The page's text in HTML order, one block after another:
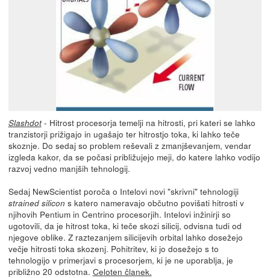
Slashdot- Hitrost procesorja temelji na hitrosti, pri kateri se lahko
tranzistorji prižigajo in ugašajo ter hitrostjo toka, ki lahko teče
skoznje. Do sedaj so problem reševali z zmanjševanjem, vendar
izgleda kakor, da se počasi približujejo meji, do katere lahko vodijo
razvoj vedno manjših tehnologij.
Sedaj NewScientist poroča o Intelovi novi "skrivni" tehnologiji
strained silicon s katero nameravajo občutno povišati hitrosti v
njihovih Pentium in Centrino procesorjih. Intelovi inžinirji so
ugotovili, da je hitrost toka, ki teče skozi silicij, odvisna tudi od
njegove oblike. Z raztezanjem silicijevih orbital lahko dosežejo
večje hitrosti toka skozenj. Pohitritev, ki jo dosežejo s to
tehnologijo v primerjavi s procesorjem, ki je ne uporablja, je
približno 20 odstotna. Celoten članek.